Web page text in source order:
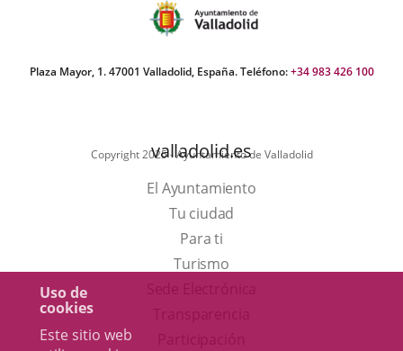
Uso de
cookies
Este sitio web
Plaza Mayor, 1. 47001 Valladolid, España. Teléfono:+34 983 426 100
Copyright 2025 - Ayuntamiento de Valladolid
valladolid.es
El Ayuntamiento
Tu ciudad
Para ti
TurismoEste